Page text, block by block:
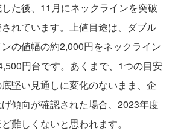
た後、11月にネックラインを突破
れています。上値目途は、ダブル
の値幅の約2,000円をネックライン
円台です。あくまで、1つの目安
堅い見通しに変化のないまま、企
傾向が確認された場合、2023年度
難しくないと思われます。